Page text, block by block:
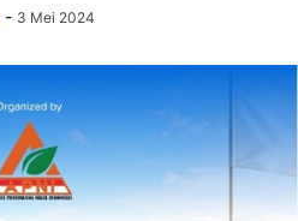
- 3 Mei 2024